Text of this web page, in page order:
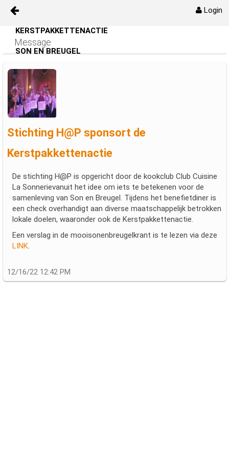
Skip to Content
Login
KERSTPAKKETTENACTIE
SON EN BREUGEL
Kerstpakketenactie
Bestuur
Oprichtingsakte/Kvk
Media
Contact
kpa_jaarverslag
Message
Stichting H@P sponsort de
Kerstpakkettenactie
De stichting H@P is opgericht door de kookclub Club Cuisine
La Sonnerievanuit het idee om iets te betekenen voor de
samenleving van Son en Breugel. Tijdens het benefietdiner is
een check overhandigt aan diverse maatschappelijk betrokken
lokale doelen, waaronder ook de Kerstpakkettenactie.
Een verslag in de mooisonenbreugelkrant is te lezen via deze
LINK
12/16/22 12:42 PM